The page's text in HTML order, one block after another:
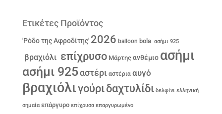
Ετικέτες Προϊόντος
'Ρόδο της Αφροδίτης' 2026 balloon bola ασήμι 925
βραχιόλι επίχρυσο Μάρτης ανθέμιο ασήμι
ασήμι 925αστέρι αστέρια αυγό
βραχιόλιγούριδαχτυλίδι δελφίνι ελληνική
σημαία επάργυρο επίχρυσα επαργυρωμένο